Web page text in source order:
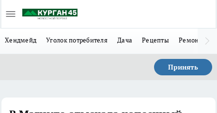
Хендмейд Уголок потребителя Дача Рецепты Ремонт
Принять